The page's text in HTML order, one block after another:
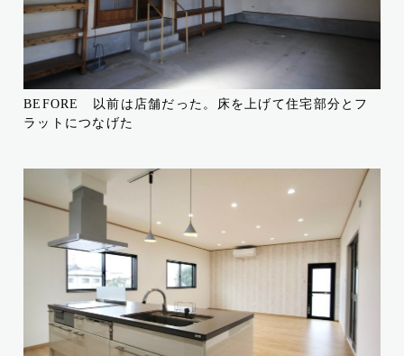
BEFORE 以前は店舗だった。床を上げて住宅部分とフ
ラットにつなげた